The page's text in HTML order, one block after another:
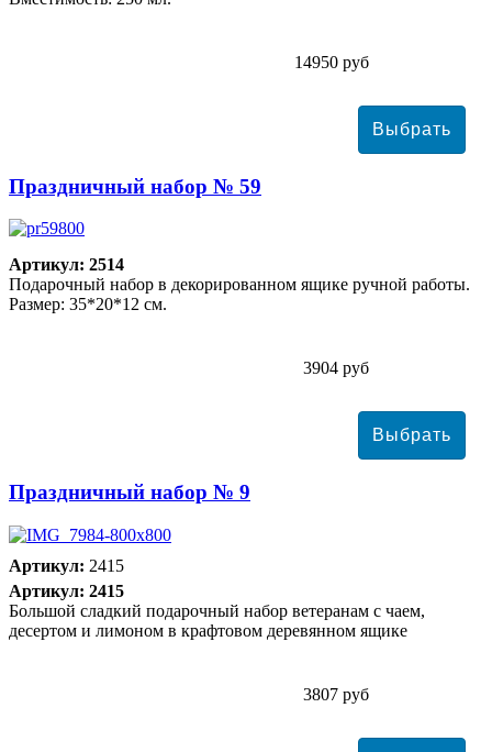
14950 руб
Праздничный набор № 59
Артикул: 2514
Подарочный набор в декорированном ящике ручной работы.
Размер: 35*20*12 см.
3904 руб
Праздничный набор № 9
Артикул: 2415
Артикул: 2415
Большой сладкий подарочный набор ветеранам с чаем,
десертом и лимоном в крафтовом деревянном ящике
3807 руб